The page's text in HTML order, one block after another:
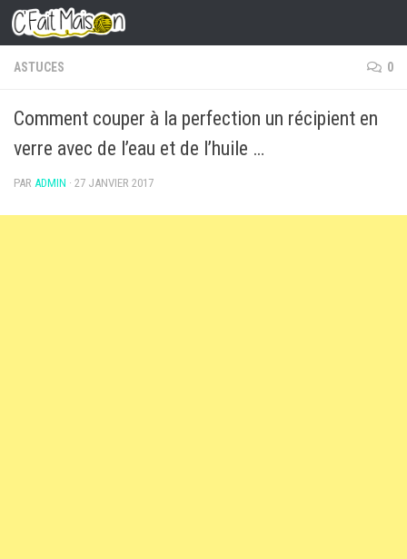
Skip to content
ASTUCES 0
Comment couper à la perfection un récipient en
verre avec de l’eau et de l’huile …
PAR ADMIN · 27 JANVIER 2017